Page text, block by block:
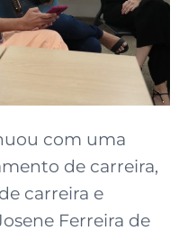
com uma
de carreira,
carreira e
Ferreira de